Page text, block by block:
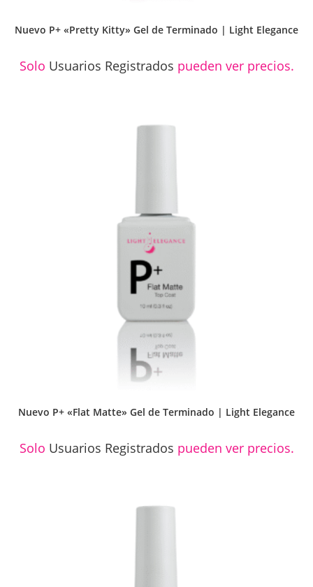
Nuevo P+ «Pretty Kitty» Gel de Terminado | Light Elegance
Solo Usuarios Registrados pueden ver precios.
Nuevo P+ «Flat Matte» Gel de Terminado | Light Elegance
Solo Usuarios Registrados pueden ver precios.